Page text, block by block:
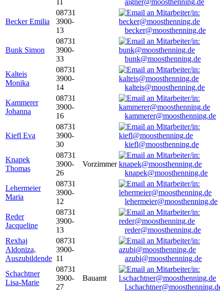
aigner@moosthenning.de
Becker Emilia
08731
3900-
13
becker@moosthenning.de
Bunk Simon
08731
3900-
33
bunk@moosthenning.de
Kalteis
Monika
08731
3900-
14
kalteis@moosthenning.de
Kammerer
Johanna
08731
3900-
16
kammerer@moosthenning.de
Kiefl Eva
08731
3900-
30
kiefl@moosthenning.de
Knapek
Thomas
08731
3900-
26
Vorzimmer
knapek@moosthenning.de
Lehermeier
Maria
08731
3900-
12
lehermeier@moosthenning.de
Reder
Jacqueline
08731
3900-
13
reder@moosthenning.de
Rexhaj
Aldoniza,
Auszubildende
08731
3900-
11
azubi@moosthenning.de
Schachtner
Lisa-Marie
08731
3900-
27
Bauamt